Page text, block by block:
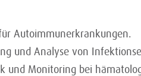
Autoimmunerkrankungen.
und Analyse von
und Monitoring bei